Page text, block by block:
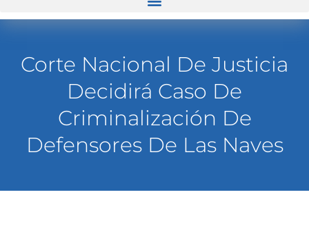
Corte Nacional De Justicia
Decidirá Caso De
Criminalización De
Defensores De Las Naves